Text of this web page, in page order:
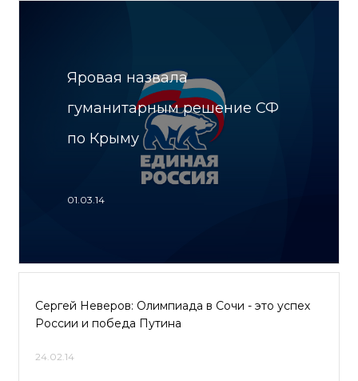
Яровая назвала
гуманитарным решение СФ
по Крыму
01.03.14
Сергей Неверов: Олимпиада в Сочи - это успех
России и победа Путина
24.02.14